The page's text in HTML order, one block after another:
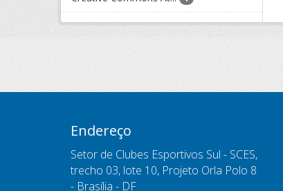
Endereço
Setor de Clubes Esportivos Sul - SCES,
trecho 03, lote 10, Projeto Orla Polo 8
- Brasília - DF